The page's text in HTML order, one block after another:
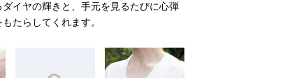
イヤの輝きと、手元を見るたびに心弾
たらしてくれます。